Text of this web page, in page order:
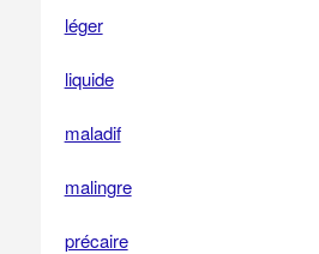
léger
liquide
maladif
malingre
précaire